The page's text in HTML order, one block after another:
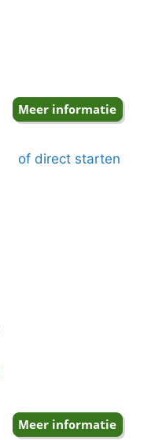
of direct starten